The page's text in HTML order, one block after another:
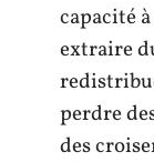
capacité
extraire
perdre
des